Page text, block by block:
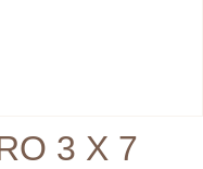
3 X 7